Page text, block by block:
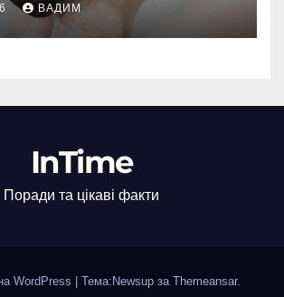
ВАДИМ
InTime
Поради та цікаві факти
WordPress Тема:Newsup за Themeansar.